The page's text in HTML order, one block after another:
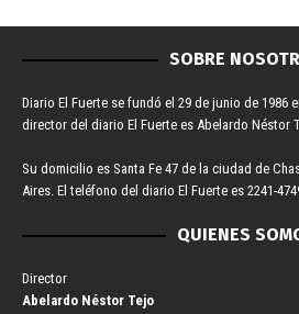
SOBRE
Diario El Fuerte se fundó el 29 de junio de 1986
director del diario El Fuerte es Abelardo Néstor
Su domicilio es Santa Fe 47 de la ciudad de
Aires. El teléfono del diario El Fuerte es 2241-
QUIENES
Director
Abelardo Néstor Tejo